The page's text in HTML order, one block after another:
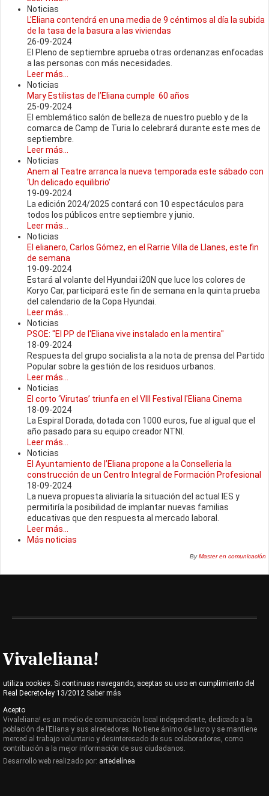
Noticias
L'Eliana contendrá en una media de 9 céntimos al día la subida
de la tasa de la basura a las viviendas
26-09-2024
El Pleno de septiembre aprueba otras ordenanzas enfocadas
a las personas con más necesidades.
Leer más...
Noticias
Mary Estilistas de l’Eliana cumple 60 años
25-09-2024
El emblemático salón de belleza de nuestro pueblo y de la
comarca de Camp de Turia lo celebrará durante este mes de
septiembre.
Leer más...
Noticias
Anem al Teatre arranca la nueva temporada este sábado con
‘Un delicado equilibrio’
19-09-2024
La edición 2024/2025 contará con 10 espectáculos para
todos los públicos entre septiembre y junio.
Leer más...
Noticias
El elianero, Carlos Gómez, en el Rarrie Villa de Llanes, este fin
de semana
19-09-2024
Estará al volante del Hyundai i20N que luce los colores de
Koryo Car, participará este fin de semana en la quinta prueba
del calendario de la Copa Hyundai.
Leer más...
Noticias
PSOE: "El PP de l'Eliana vive instalado en la mentira"
18-09-2024
Respuesta del grupo socialista a la nota de prensa del Partido
Popular sobre la gestión de los residuos urbanos.
Leer más...
Noticias
El corto ‘Virutas’ triunfa en el VIII Festival l'Eliana Cinema
18-09-2024
La Espiral Dorada, dotada con 1000 euros, fue al igual que el
año pasado para su equipo creador NTNI.
Leer más...
Noticias
El Ayuntamiento de l’Eliana propone a la Conselleria la
construcción de un Centro Integral de Formación Profesional
18-09-2024
La nueva propuesta aliviaría la situación del actual IES y
permitiría la posibilidad de implantar nuevas familias
educativas que den respuesta al mercado laboral.
Leer más...
Más noticias
ByMaster en comunicación
Vivaleliana!
utiliza cookies. Si continuas navegando, aceptas su uso en cumplimiento del
Real Decreto-ley 13/2012 Saber más
Acepto
Vivaleliana! es un medio de comunicación local independiente, dedicado a la
población de l’Eliana y sus alrededores. No tiene ánimo de lucro y se mantiene
merced al trabajo voluntario y desinteresado de sus colaboradores, como
contribución a la mejor información de sus ciudadanos.
Desarrollo web realizado por: artedelínea